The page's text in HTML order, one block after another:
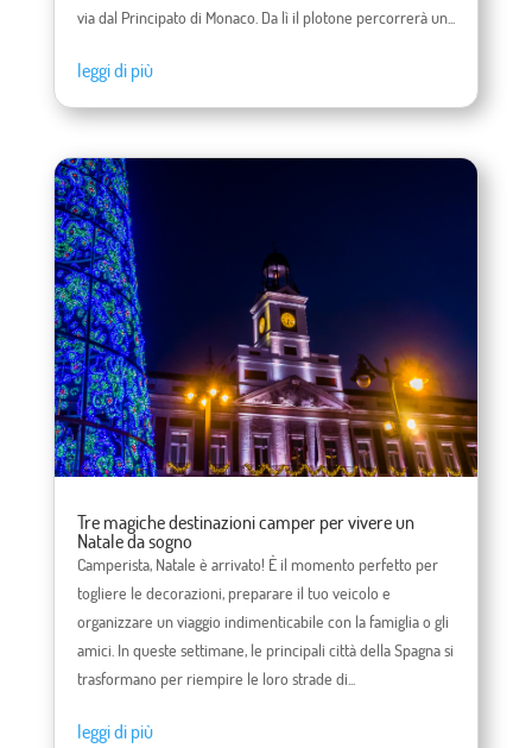
via dal Principato di Monaco. Da lì il plotone percorrerà un...
leggi di più
Tre magiche destinazioni camper per vivere un
Natale da sogno
Camperista, Natale è arrivato! È il momento perfetto per
togliere le decorazioni, preparare il tuo veicolo e
organizzare un viaggio indimenticabile con la famiglia o gli
amici. In queste settimane, le principali città della Spagna si
trasformano per riempire le loro strade di...
leggi di più